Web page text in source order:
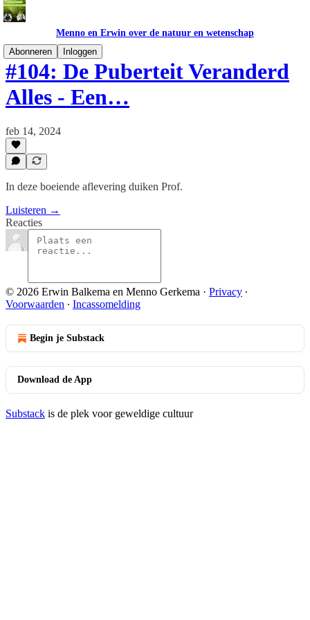
Menno en Erwin over de natuur en wetenschap
Abonneren
Inloggen
#104: De Puberteit Veranderd
Alles - Een…
feb 14, 2024
In deze boeiende aflevering duiken Prof.
Luisteren →
Reacties
© 2026 Erwin Balkema en Menno Gerkema · Privacy ∙
Voorwaarden ∙ Incassomelding
Begin je Substack
Download de App
Substack is de plek voor geweldige cultuur